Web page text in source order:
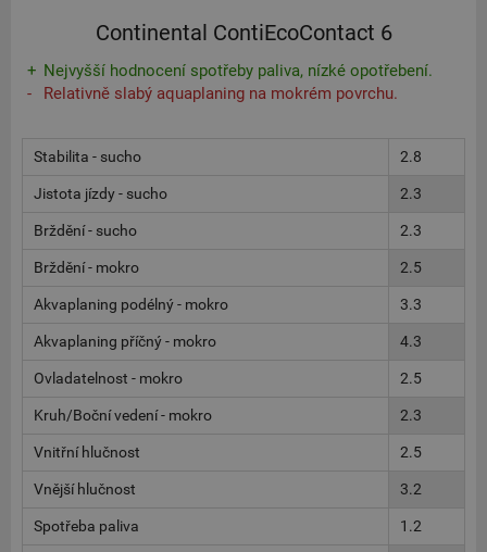
Continental ContiEcoContact 6
Nejvyšší hodnocení spotřeby paliva, nízké opotřebení.
Relativně slabý aquaplaning na mokrém povrchu.
Stabilita - sucho 2.8
Jistota jízdy - sucho 2.3
Brždění - sucho 2.3
Brždění - mokro 2.5
Akvaplaning podélný - mokro 3.3
Akvaplaning příčný - mokro 4.3
Ovladatelnost - mokro 2.5
Kruh/Boční vedení - mokro 2.3
Vnitřní hlučnost 2.5
Vnější hlučnost 3.2
Spotřeba paliva 1.2